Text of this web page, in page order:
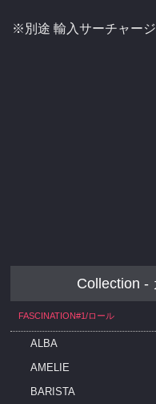
※別途 輸入サーチャー
Collection -
FASCINATION#1/ロール
ALBA
AMELIE
BARISTA